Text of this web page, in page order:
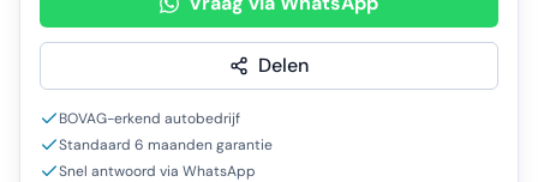
Delen
BOVAG-erkend autobedrijf
Standaard 6 maanden garantie
Snel antwoord via WhatsApp